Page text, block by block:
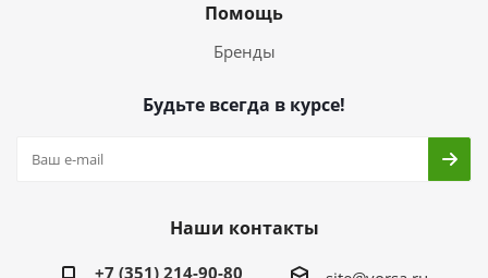
Помощь
Бренды
Будьте всегда в курсе!
Наши контакты
+7 (351) 214-90-80